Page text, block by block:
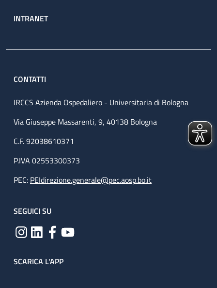
INTRANET
CONTATTI
IRCCS Azienda Ospedaliero - Universitaria di Bologna
Via Giuseppe Massarenti, 9, 40138 Bologna
C.F. 92038610371
P.IVA 02553300373
PEC: PEIdirezione.generale@pec.aosp.bo.it
SEGUICI SU
SCARICA L'APP